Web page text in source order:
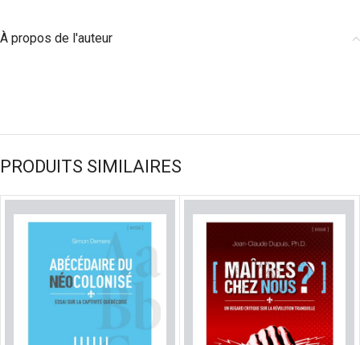
À propos de l'auteur
PRODUITS SIMILAIRES